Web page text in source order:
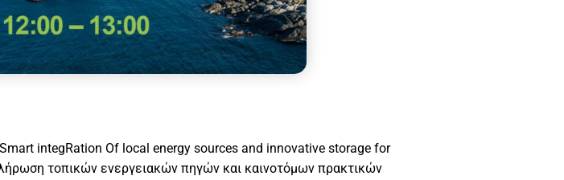
integRation Of local energy sources and innovative storage for
τοπικών ενεργειακών πηγών και καινοτόμων πρακτικών